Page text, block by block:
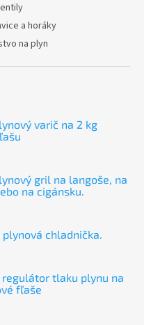
a horáky
na plyn
varič na 2 kg
gril na langoše, na
na cigánsku.
chladnička.
regulátor tlaku plynu na
fľaše